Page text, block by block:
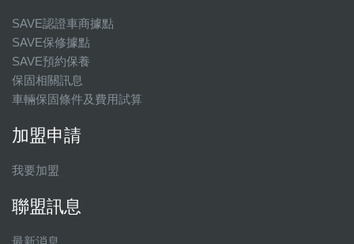
SAVE認證車商據點
SAVE保修據點
SAVE預約保養
保固相關訊息
車輛保固條件及費用試算
加盟申請
我要加盟
聯盟訊息